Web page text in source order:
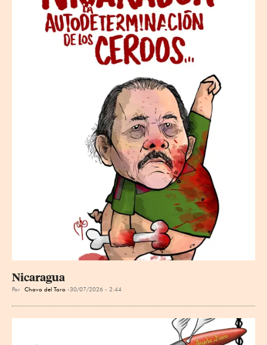
Nicaragua
Por Chavo del Toro 30/07/2026 - 2:44